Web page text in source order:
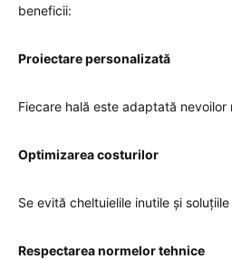
beneficii:
Proiectare personalizată
Fiecare hală este adaptată nevoilor
Optimizarea costurilor
Se evită cheltuielile inutile și
Respectarea normelor tehnice